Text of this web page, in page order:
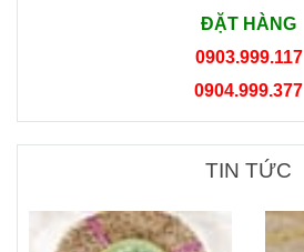
ĐẶT HÀNG
0903.999.117
0904.999.377
TIN TỨC